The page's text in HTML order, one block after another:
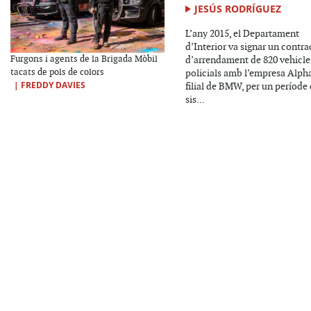
Furgons i agents de la Brigada Mòbil
tacats de pols de colors
| FREDDY DAVIES
JESÚS RODRÍGUEZ
L’any 2015, el Departament
d’Interior va signar un
d’arrendament de 820
policials amb l’empresa
filial de BMW, per un període
sis...